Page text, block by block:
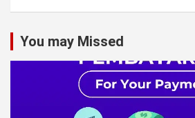
You may Missed